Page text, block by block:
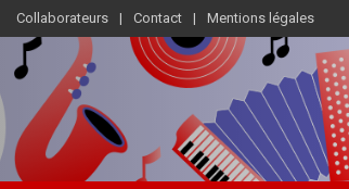
Collaborateurs Contact Mentions légales